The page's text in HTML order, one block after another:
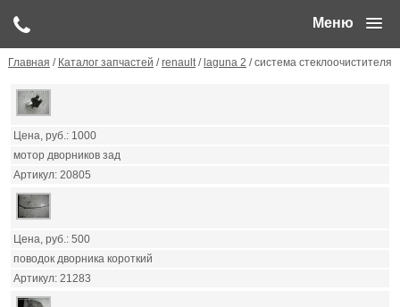
Меню
Главная / Каталог запчастей /renault/ laguna 2 / система стеклоочистителя
1000
мотор дворников зад
20805
500
поводок дворника короткий
21283